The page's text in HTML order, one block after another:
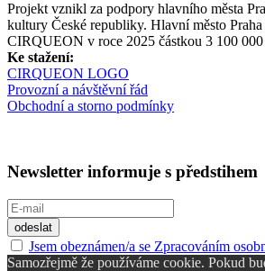
Projekt vznikl za podpory hlavního města
kultury České republiky. Hlavní město
CIRQUEON v roce 2025 částkou 3 100
Ke stažení:
CIRQUEON LOGO
Provozní a návštěvní řád
Obchodní a storno podmínky
Newsletter informuje s předstihem
Jsem obeznámen/a se Zpracováním
Samozřejmě že používáme cookie. Pokud